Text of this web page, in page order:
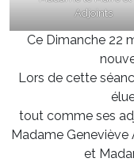
Adjoints
Ce Dimanche 22
Lors de cette
tout comme ses
Madame Geneviève
et